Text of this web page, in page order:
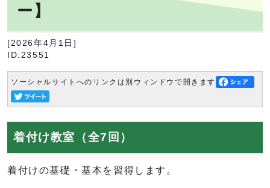
ー】
[2026年4月1日]
ID:23551
ソーシャルサイトへのリンクは別ウィンドウで開きます
着付け教室（全7回）
着付けの基礎・基本を習得します。